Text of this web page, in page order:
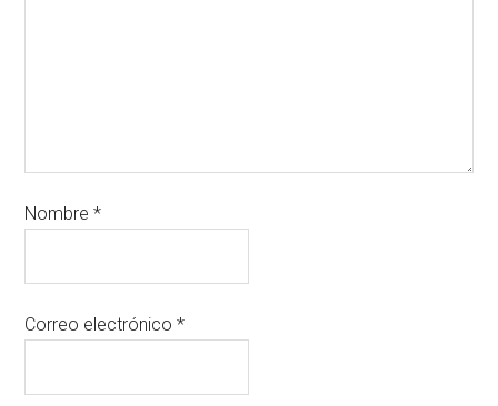
Nombre*
Correo electrónico*